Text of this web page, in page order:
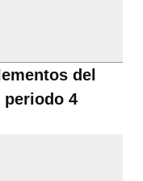
del
periodo 4